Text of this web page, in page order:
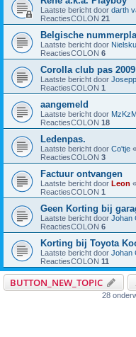
Laatste bericht door darth
ReactiesCOLON 21
Belgische
Laatste bericht door
ReactiesCOLON 6
Corolla club pas 2009
Laatste bericht door
ReactiesCOLON 1
aangemeld
Laatste bericht door
ReactiesCOLON 18
Ledenpas.
Laatste bericht door Co'tje «
ReactiesCOLON 3
Factuur ontvangen
Laatste bericht door Leon «
ReactiesCOLON 1
Geen Korting bij
Laatste bericht door Johan
ReactiesCOLON 6
Korting bij Toyota
Laatste bericht door Johan
ReactiesCOLON 11
BUTTON_NEW_TOPIC
28